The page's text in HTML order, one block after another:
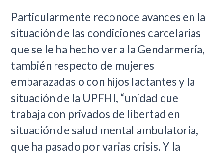
Particularmente reconoce avances en la
situación de las condiciones carcelarias
que se le ha hecho ver a la Gendarmería,
también respecto de mujeres
embarazadas o con hijos lactantes y la
situación de la UPFHI, “unidad que
trabaja con privados de libertad en
situación de salud mental ambulatoria,
que ha pasado por varias crisis. Y la